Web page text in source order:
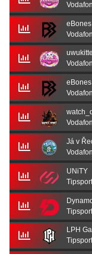
eBones
eBones
Já v
UNiTY
LPH